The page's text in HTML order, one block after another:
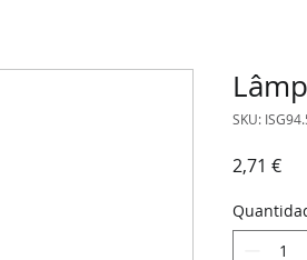
SKU:
2,71 €